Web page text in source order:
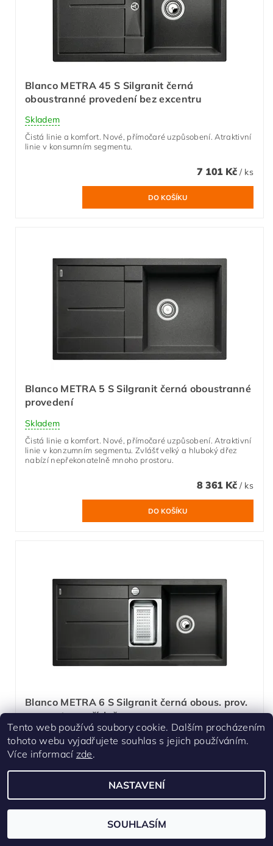
Blanco METRA 45 S Silgranit černá
oboustranné provedení bez excentru
Skladem
Čistá linie a komfort. Nové, přímočaré uzpůsobení. Atraktivní
linie v konsumním segmentu.
7 101 Kč / ks
Blanco METRA 5 S Silgranit černá oboustranné
provedení
Skladem
Čistá linie a komfort. Nové, přímočaré uzpůsobení. Atraktivní
linie v konzumním segmentu. Zvlášť velký a hluboký dřez
nabízí nepřekonatelně mnoho prostoru.
8 361 Kč / ks
Blanco METRA 6 S Silgranit černá obous. prov.
s excentrem přísluš. ano
Skladem
Čistá linie a komfort. Nové, přímočaré uzpůsobení. Atraktivní
nabízí nepřekonatelně mnoho prostoru. Přídavná vanička s
nerezovou miskou zajišťuje pohodlí při práci.
10 259,10 Kč/ ks
Tento web používá soubory cookie. Dalším procházením
tohoto webu vyjadřujete souhlas s jejich používáním.
Více informací zde.
NASTAVENÍ
SOUHLASÍM